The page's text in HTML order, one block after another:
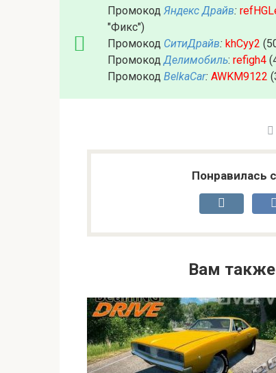
Промокод Яндекс Драйв:
"Фикс")
Промокод СитиДрайв: khCyy2
ПромокодДелимобиль: refigh4
Промокод BelkaCar: AWKM9122
Понравилась
Вам